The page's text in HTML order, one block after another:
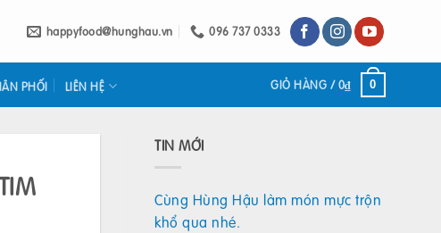
happyfood@hunghau.vn 096 737 0333
PHỐI LIÊN HỆ GIỎ HÀNG /0₫ 0
TIN MỚI
Cùng Hùng Hậu làm món mực trộn
khổ qua nhé.